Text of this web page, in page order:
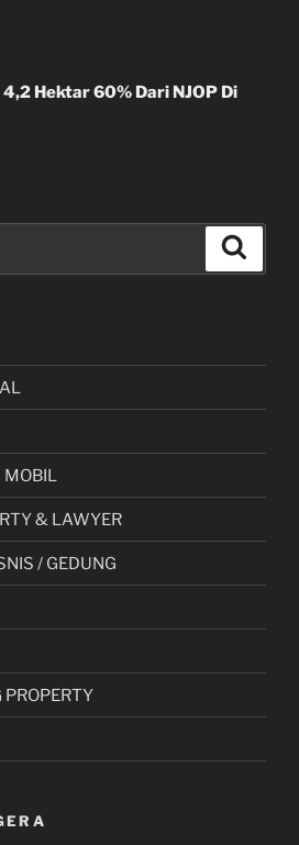
Hektar 60% Dari NJOP Di
MOBIL
& LAWYER
/ GEDUNG
PROPERTY